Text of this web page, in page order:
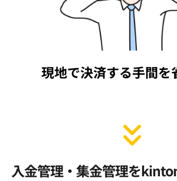
現地で決済する手間を
入金管理・集金管理を